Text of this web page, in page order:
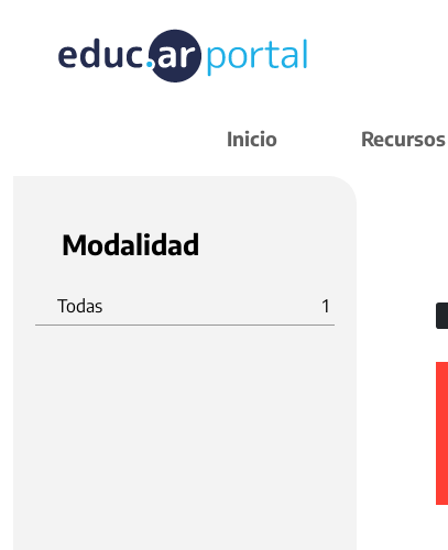
Inicio Recursos
Modalidad
Todas 1